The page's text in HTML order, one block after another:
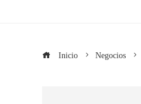
Inicio Negocios